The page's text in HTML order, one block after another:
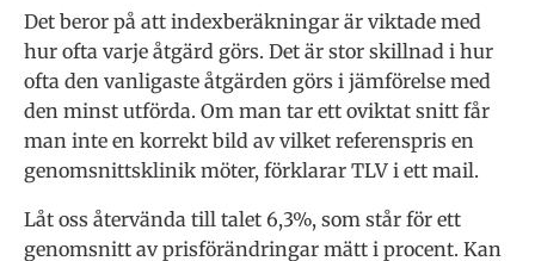
Det beror på att indexberäkningar är viktade med
hur ofta varje åtgärd görs. Det är stor skillnad i hur
ofta den vanligaste åtgärden görs i jämförelse med
den minst utförda. Om man tar ett oviktat snitt får
man inte en korrekt bild av vilket referenspris en
genomsnittsklinik möter, förklarar TLV i ett mail.
Låt oss återvända till talet 6,3%, som står för ett
genomsnitt av prisförändringar mätt i procent. Kan